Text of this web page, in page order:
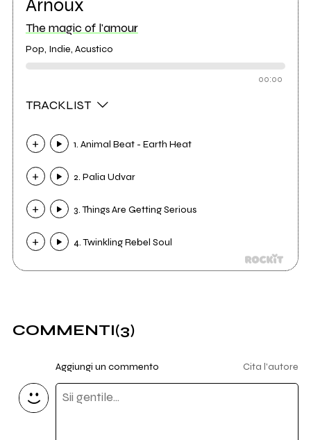
Arnoux
The magic of l'amour
Pop, Indie, Acustico
00:00
TRACKLIST
1. Animal Beat - Earth Heat
2. Palia Udvar
3. Things Are Getting Serious
4. Twinkling Rebel Soul
COMMENTI(3)
Aggiungi un commento Cita l'autore